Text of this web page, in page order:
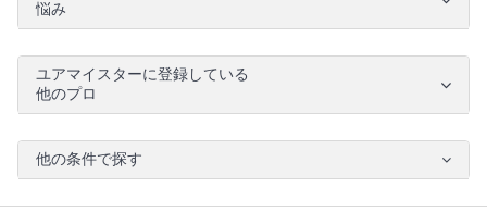
悩み
ユアマイスターに登録している
他のプロ
他の条件で探す